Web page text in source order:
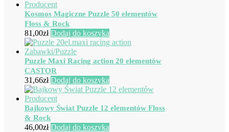
Kosmos Magiczne Puzzle 50 elementów
Floss & Rock
81,00zł Dodaj do koszyka
Puzzle Maxi Racing action 20 elementów
CASTOR
31,66zł Dodaj do koszyka
Bajkowy Świat Puzzle 12 elementów Floss
& Rock
46,00zł Dodaj do koszyka